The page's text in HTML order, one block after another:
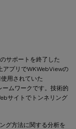
サポートを終了した
アプリでWKWebViewの
用されていた
ムワークです。技術的
サイトでトンネリング
グ方法に関する分析を